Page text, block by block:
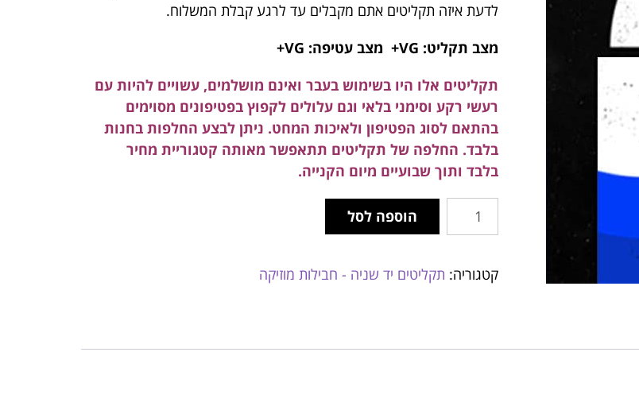
לדעת איזה תקליטים אתם מקבלים עד לרגע קבלת המשלוח.
מצב תקליט: VG+ מצב עטיפה: VG+
תקליטים אלו היו בשימוש בעבר ואינם מושלמים, עשויים להיות עם
רעשי רקע וסימני בלאי וגם עלולים לקפוץ בפטיפונים מסוימים
בהתאם לסוג הפטיפון ולאיכות המחט. ניתן לבצע החלפות בחנות
בלבד. החלפה של תקליטים תתאפשר מאותה קטגוריית מחיר
בלבד ותוך שבועיים מיום הקנייה.
הוספה לסל
קטגוריה: תקליטים יד שניה - חבילות מוזיקה